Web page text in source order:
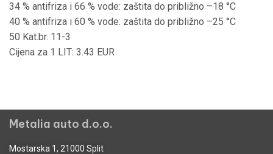
34 % antifriza i 66 % vode: zaštita do približno –18 °C
40 % antifriza i 60 % vode: zaštita do približno –25 °C
50 Kat.br. 11-3
Cijena za 1 LIT: 3.43 EUR
Metalia auto d.o.o.
Mostarska 1, 21000 Split